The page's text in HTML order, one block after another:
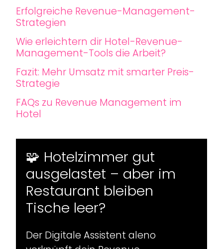
Erfolgreiche Revenue-Management-
Strategien
Wie erleichtern dir Hotel-Revenue-
Management-Tools die Arbeit?
Fazit: Mehr Umsatz mit smarter Preis-
Strategie
FAQs zu Revenue Management im
Hotel
🧩 Hotelzimmer gut
ausgelastet – aber im
Restaurant bleiben
Tische leer?
Der Digitale Assistent aleno